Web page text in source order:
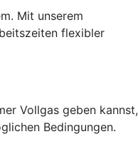
Mit unserem
flexibler
Vollgas geben kannst,
Bedingungen.